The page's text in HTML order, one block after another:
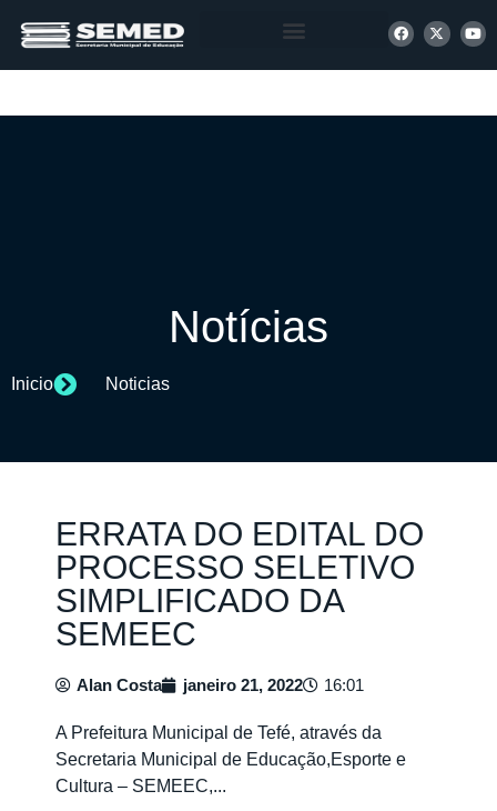
Notícias
Inicio Noticias
ERRATA DO EDITAL DO
PROCESSO SELETIVO
SIMPLIFICADO DA
SEMEEC
Alan Costa janeiro 21, 2022 16:01
A Prefeitura Municipal de Tefé, através da
Secretaria Municipal de Educação,Esporte e
Cultura – SEMEEC,...